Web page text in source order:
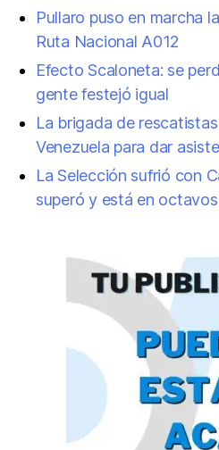
Pullaro puso en marcha
Ruta Nacional A012
Efecto Scaloneta: se
gente festejó igual
La brigada de
Venezuela para dar
La Selección sufrió con
superó y está en octavos